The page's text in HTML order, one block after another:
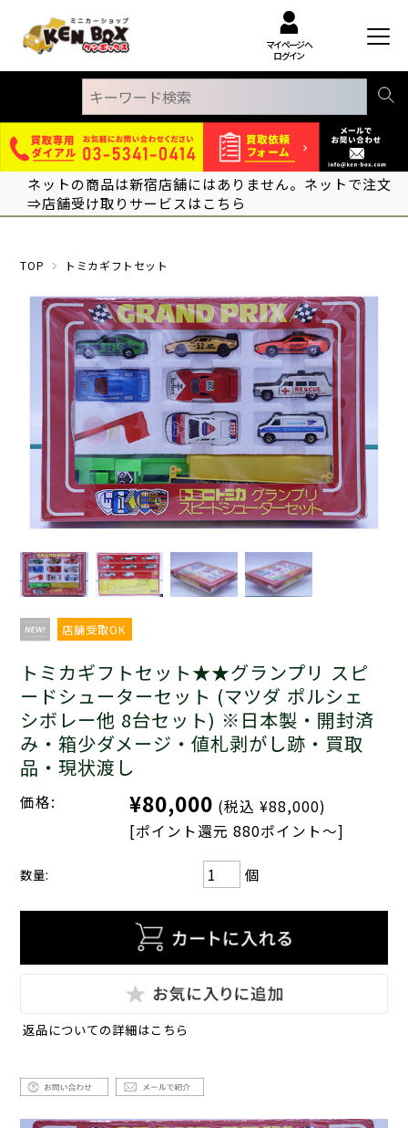
マイページへ
ログイン
ネットの商品は新宿店舗にはありません。ネットで注文
⇒店舗受け取りサービスはこちら
TOP トミカギフトセット
店舗受取OK
トミカギフトセット★★グランプリ スピ
ードシューターセット (マツダ ポルシェ
シボレー他 8台セット) ※日本製・開封済
み・箱少ダメージ・値札剥がし跡・買取
品・現状渡し
価格: ¥80,000 (税込 ¥88,000)
[ポイント還元 880ポイント～]
数量: 個
返品についての詳細はこちら